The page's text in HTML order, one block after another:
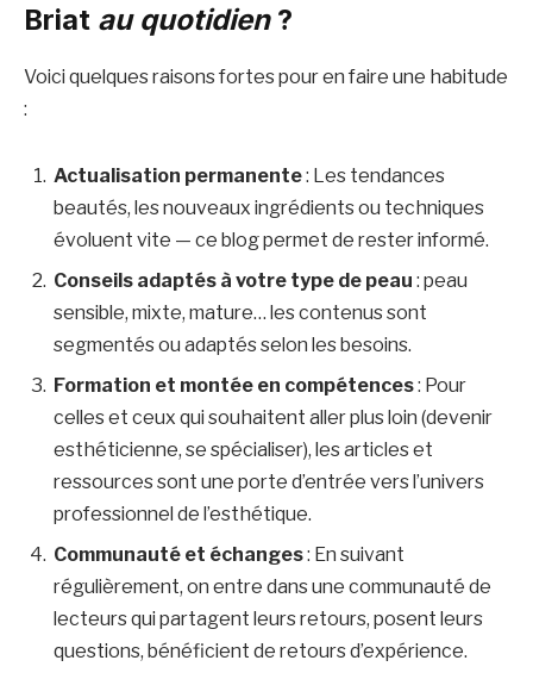
Briat au quotidien?
Voici quelques raisons fortes pour en faire une habitude
:
Actualisation permanente: Les tendances
beautés, les nouveaux ingrédients ou techniques
évoluent vite — ce blog permet de rester informé.
Conseils adaptés à votre type de peau : peau
sensible, mixte, mature… les contenus sont
segmentés ou adaptés selon les besoins.
Formation et montée en compétences: Pour
celles et ceux qui souhaitent aller plus loin (devenir
esthéticienne, se spécialiser), les articles et
ressources sont une porte d’entrée vers l’univers
professionnel de l’esthétique.
Communauté et échanges: En suivant
régulièrement, on entre dans une communauté de
lecteurs qui partagent leurs retours, posent leurs
questions, bénéficient de retours d’expérience.